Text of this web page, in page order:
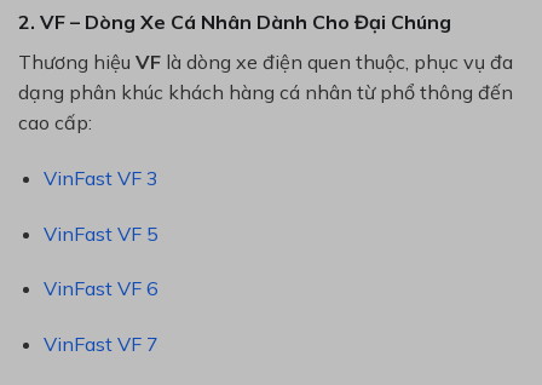
2. VF – Dòng Xe Cá Nhân Dành Cho Đại Chúng
Thương hiệu VF là dòng xe điện quen thuộc, phục vụ đa
dạng phân khúc khách hàng cá nhân từ phổ thông đến
cao cấp:
VinFast VF 3
VinFast VF 5
VinFast VF 6
VinFast VF 7